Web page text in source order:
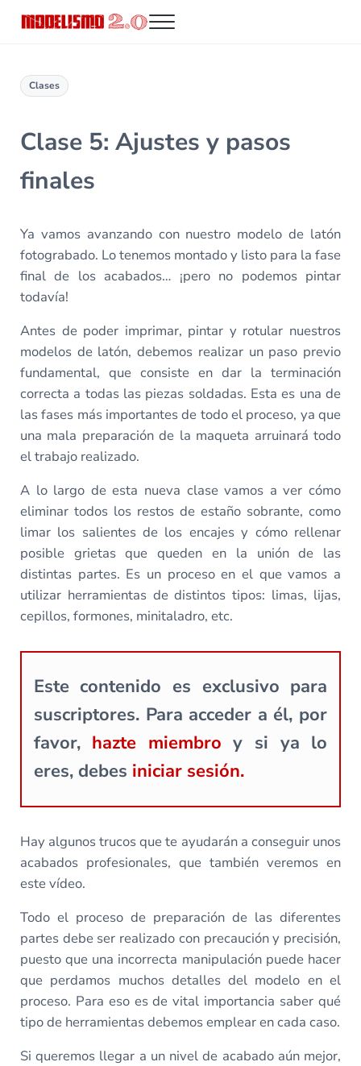
Menu
Clases
Clase 5: Ajustes y pasos
finales
Ya vamos avanzando con nuestro modelo de latón
fotograbado. Lo tenemos montado y listo para la fase
final de los acabados… ¡pero no podemos pintar
todavía!
Antes de poder imprimar, pintar y rotular nuestros
modelos de latón, debemos realizar un paso previo
fundamental, que consiste en dar la terminación
correcta a todas las piezas soldadas. Esta es una de
las fases más importantes de todo el proceso, ya que
una mala preparación de la maqueta arruinará todo
el trabajo realizado.
A lo largo de esta nueva clase vamos a ver cómo
eliminar todos los restos de estaño sobrante, como
limar los salientes de los encajes y cómo rellenar
posible grietas que queden en la unión de las
distintas partes. Es un proceso en el que vamos a
utilizar herramientas de distintos tipos: limas, lijas,
cepillos, formones, minitaladro, etc.
Este contenido es exclusivo para
suscriptores. Para acceder a él, por
favor, hazte miembro y si ya lo
eres, debes iniciar sesión.
Hay algunos trucos que te ayudarán a conseguir unos
acabados profesionales, que también veremos en
este vídeo.
Todo el proceso de preparación de las diferentes
partes debe ser realizado con precaución y precisión,
puesto que una incorrecta manipulación puede hacer
que perdamos muchos detalles del modelo en el
proceso. Para eso es de vital importancia saber qué
tipo de herramientas debemos emplear en cada caso.
Si queremos llegar a un nivel de acabado aún mejor,